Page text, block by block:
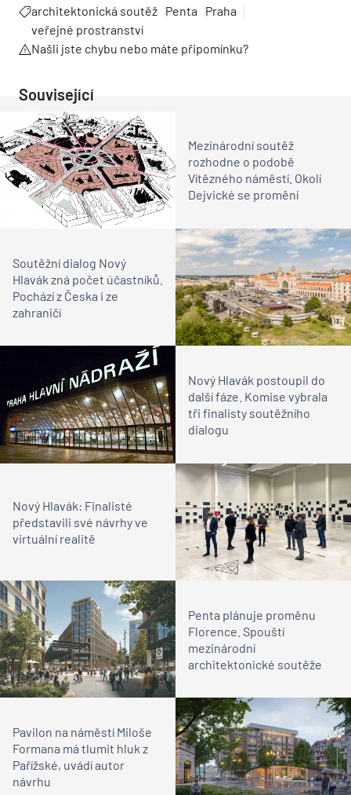
architektonická soutěž Penta
Praha
veřejné prostranství
Našli jste chybu nebo máte připomínku?
Související
Mezinárodní soutěž
rozhodne o podobě
Vítězného náměstí. Okolí
Dejvické se promění
Soutěžní dialog Nový
Hlavák zná počet účastníků.
Pochází z Česka i ze
zahraničí
Nový Hlavák postoupil do
další fáze. Komise vybrala
tři finalisty soutěžního
dialogu
Nový Hlavák: Finalisté
představili své návrhy ve
virtuální realitě
Penta plánuje proměnu
Florence. Spouští
mezinárodní
architektonické soutěže
Pavilon na náměstí Miloše
Formana má tlumit hluk z
Pařížské, uvádí autor
návrhu